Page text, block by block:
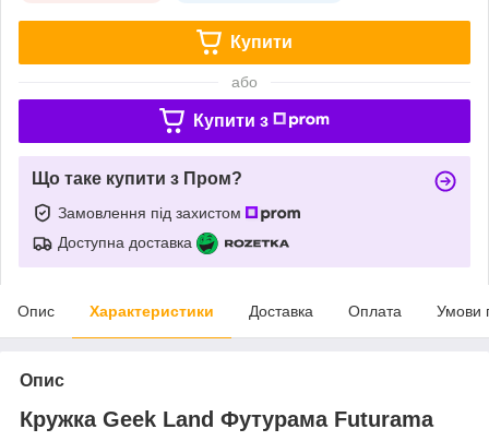
Купити
або
Купити з
Що таке купити з Пром?
Замовлення під захистом
Доступна доставка
Опис Характеристики Доставка Оплата Умови
Опис
Кружка Geek Land Футурама Futurama